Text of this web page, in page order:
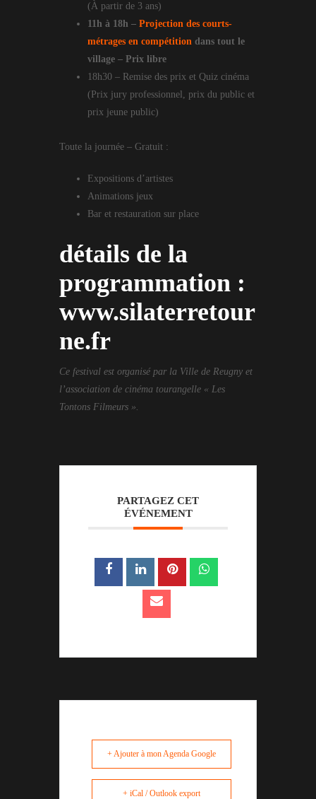
(À partir de 3 ans)
11h à 18h – Projection des courts-
métrages en compétition dans tout le
village – Prix libre
18h30 – Remise des prix et Quiz cinéma
(Prix jury professionnel, prix du public et
prix jeune public)
Toute la journée – Gratuit :
Expositions d’artistes
Animations jeux
Bar et restauration sur place
détails de la
programmation :
www.silaterretour
ne.fr
Ce festival est organisé par la Ville de Reugny et
l’association de cinéma tourangelle « Les
Tontons Filmeurs ».
PARTAGEZ CET
ÉVÉNEMENT
+ Ajouter à mon Agenda Google
+ iCal / Outlook export